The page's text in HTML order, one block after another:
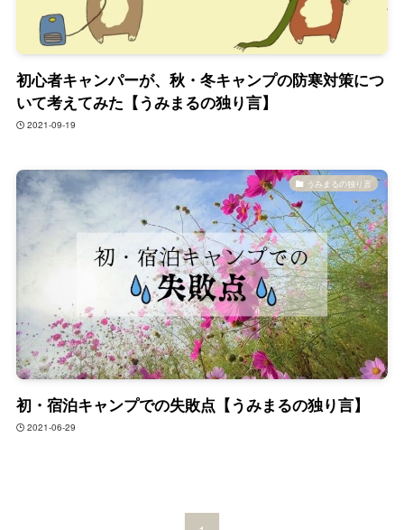
初心者キャンパーが、秋・冬キャンプの防寒対策につ
いて考えてみた【うみまるの独り言】
2021-09-19
うみまるの独り言
初・宿泊キャンプでの失敗点【うみまるの独り言】
2021-06-29